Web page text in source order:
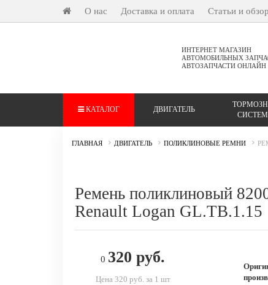
О нас Доставка и оплата Статьи и
ИНТЕРНЕТ МАГАЗИН
АВТОМОБИЛЬНЫХ
АВТОЗАПЧАСТИ ОНЛАЙН
КАТАЛОГ ДВИГАТЕЛЬ
ГЛАВНАЯ ДВИГАТЕЛЬ ПОЛИКЛИНОВЫЕ РЕМНИ
Ремень поликлиновый
Renault Logan GL.TB.1.15
0 320 руб.
Цена 320 руб. за 1 шт